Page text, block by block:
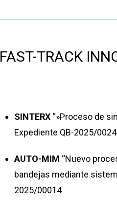
FAST-TRACK
SINTERX “»Proceso de
Expediente QB-2025/
AUTO-MIM “Nuevo
bandejas mediante
2025/00014